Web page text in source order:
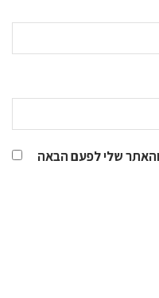
שלי לפעם הבאה